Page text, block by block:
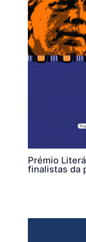
Prémio
finalistas da